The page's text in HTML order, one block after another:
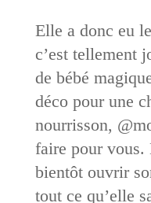
Elle a donc eu
c’est tellement
de bébé
déco pour une
nourrisson,
faire pour vous.
bientôt ouvrir
tout ce qu’elle